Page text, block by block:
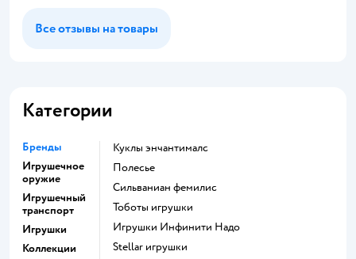
Все отзывы на товары
Категории
Бренды
Игрушечное
оружие
Игрушечный
транспорт
Игрушки
Коллекции
Куклы энчантималс
Полесье
Сильваниан фемилис
Тоботы игрушки
Игрушки Инфинити Надо
Stellar игрушки